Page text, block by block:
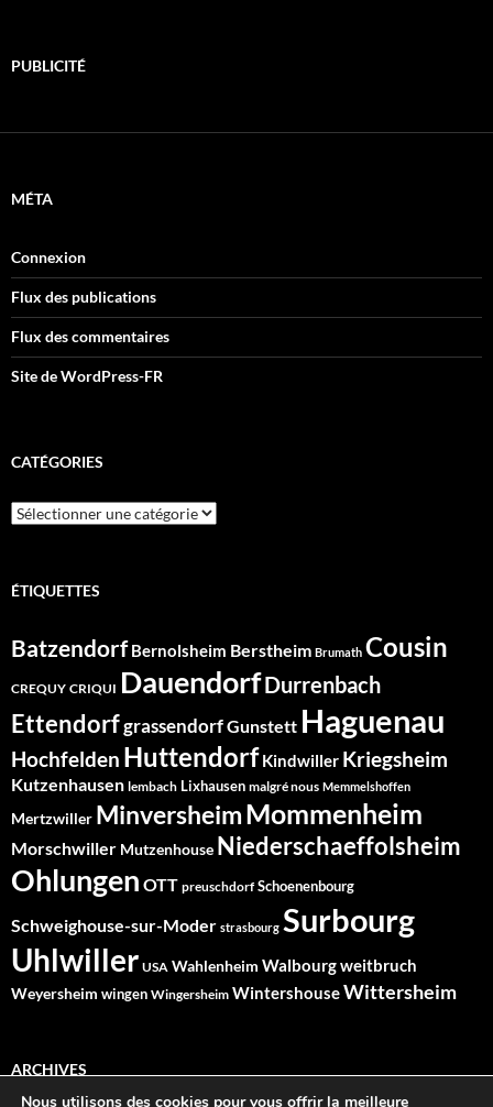
PUBLICITÉ
MÉTA
Connexion
Flux des publications
Flux des commentaires
Site de WordPress-FR
CATÉGORIES
Catégories
ÉTIQUETTES
Batzendorf Bernolsheim Berstheim Brumath Cousin
CREQUY CRIQUI DauendorfDurrenbach
EttendorfgrassendorfGunstett Haguenau
Hochfelden Huttendorf Kindwiller Kriegsheim
Kutzenhausen lembach Lixhausen malgré nous Memmelshoffen
Mertzwiller MinversheimMommenheim
Morschwiller Mutzenhouse Niederschaeffolsheim
Ohlungen OTT preuschdorf Schoenenbourg
Schweighouse-sur-Moder strasbourg Surbourg
Uhlwiller USA Wahlenheim Walbourgweitbruch
Weyersheim wingen Wingersheim WintershouseWittersheim
ARCHIVES
Nous utilisons des cookies pour vous offrir la meilleure